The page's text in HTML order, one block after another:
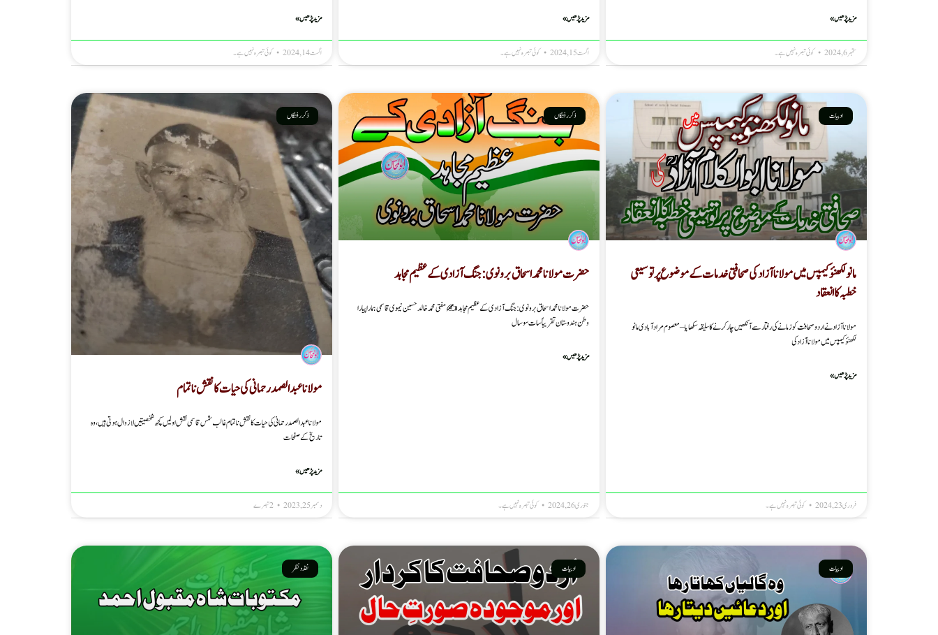
مزید پڑھیں »
ستمبر 6, 2024 کوئی تبصرہ نہیں ہے۔
مزید پڑھیں »
اگست 15, 2024 کوئی تبصرہ نہیں ہے۔
مزید پڑھیں »
اگست 14, 2024 کوئی تبصرہ نہیں ہے۔
ادبیات
مانو لکھنؤکیمپس میں مولانا آزاد کی صحافتی خدمات کے موضو ع پر توسیعی
خطبہ کا انعقاد
مولانا آزاد نے اردو صحافت کو زمانے کی رفتار سے آنکھیں چار کرنے کا سلیقہ سکھایا – معصوم مرادآبادی مانو
لکھنؤکیمپس میں مولانا آزاد کی
مزید پڑھیں »
فروری 23, 2024 کوئی تبصرہ نہیں ہے۔
ذکر رفتگاں
حضرت مولانا محمد اسحاق برونوی : جنگ آزادی کے عظیم مجاہد
حضرت مولانا محمد اسحاق برونوی : جنگ آزادی کے عظیم مجاہد ✍️مفتی محمد خالد حسین نیموی قاسمی ہمارا پیارا
وطن ہندوستان تقریباً سات سو سال
مزید پڑھیں »
جنوری 26, 2024 کوئی تبصرہ نہیں ہے۔
ذکر رفتگاں
مولانا عبد الصمد رحمانی کی حیات کا نقش نا تمام
مولانا عبد الصمد رحمانی کی حیات کا نقش نا تمام غالب شمس قاسمی نقش اولیں کچھ شخصیتیں لا زوال ہوتی ہیں، وہ
تاریخ کے صفحات
مزید پڑھیں »
دسمبر 25, 2023
ادبیات ادبیات نقد ونظر